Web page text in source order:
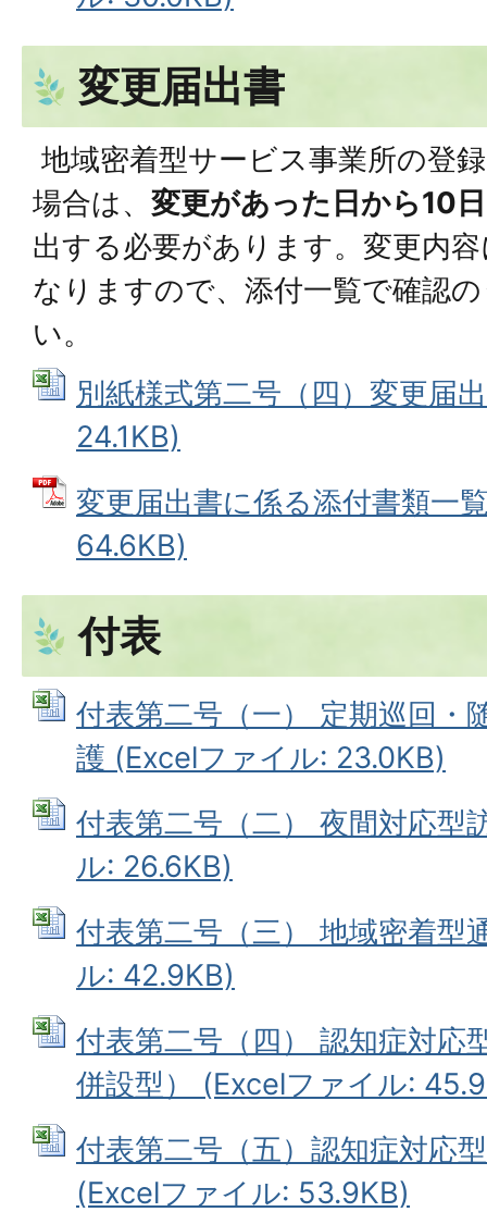
変更届出書
地域密着型サービス事業所の登
場合は、 変更があった日から10
出する必要があります。変更内
なりますので、添付一覧で確認
い。
別紙様式第二号（四）変更届
24.1KB)
変更届出書に係る添付書類一
64.6KB)
付表
付表第二号（一） 定期巡回・
護 (Excelファイル: 23.0KB)
付表第二号（二） 夜間対応型
ル: 26.6KB)
付表第二号（三） 地域密着型
ル: 42.9KB)
付表第二号（四） 認知症対応
併設型） (Excelファイル:
付表第二号（五）認知症対応
(Excelファイル: 53.9KB)